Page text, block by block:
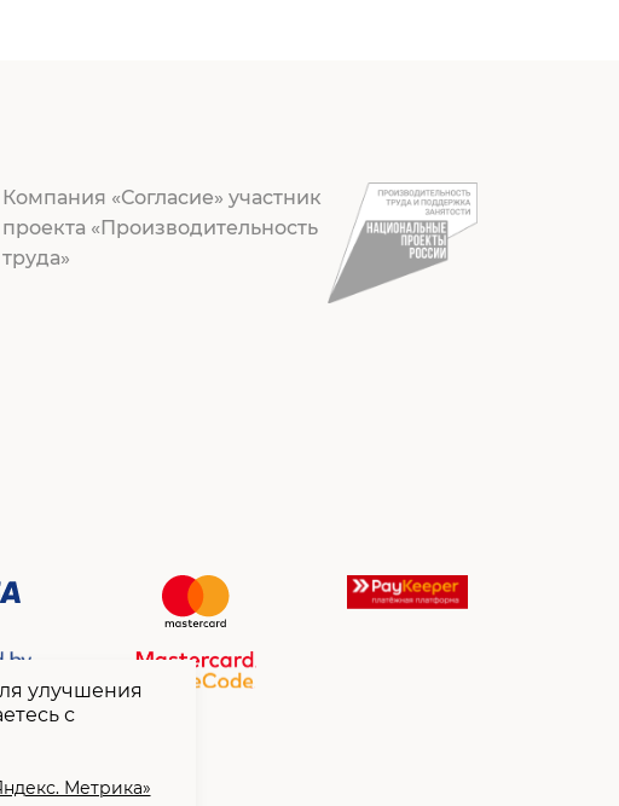
Компания «Согласие» участник
проекта «Производительность
труда»
улучшения
с
Метрика»